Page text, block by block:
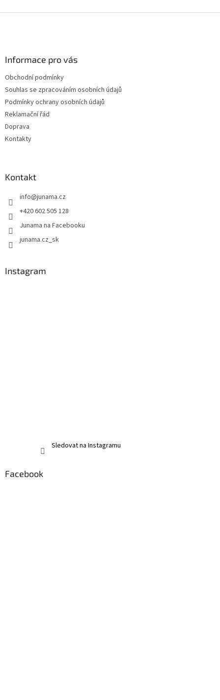
Informace pro vás
Obchodní podmínky
Souhlas se zpracováním osobních údajů
Podmínky ochrany osobních údajů
Reklamační řád
Doprava
Kontakty
Kontakt
info@junama.cz
+420 602 505 128
Junama na Facebooku
junama.cz_sk
Instagram
Sledovat na Instagramu
Facebook